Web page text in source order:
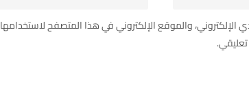
الإلكتروني، والموقع الإلكتروني في هذا المتصفح لاستخدامها